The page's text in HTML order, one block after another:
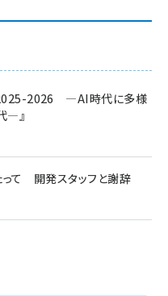
2025-2026 ―AI時代に多様
―』
て 開発スタッフと謝辞